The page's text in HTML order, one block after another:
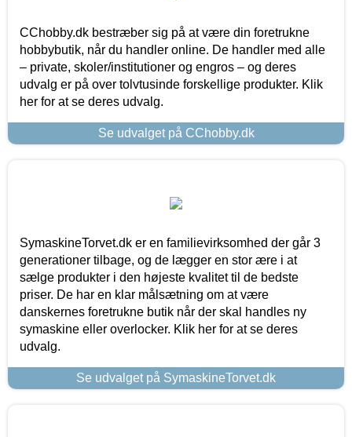
CChobby.dk bestræber sig på at være din foretrukne
hobbybutik, når du handler online. De handler med alle
– private, skoler/institutioner og engros – og deres
udvalg er på over tolvtusinde forskellige produkter. Klik
her for at se deres udvalg.
Se udvalget på CChobby.dk
SymaskineTorvet.dk er en familievirksomhed der går 3
generationer tilbage, og de lægger en stor ære i at
sælge produkter i den højeste kvalitet til de bedste
priser. De har en klar målsætning om at være
danskernes foretrukne butik når der skal handles ny
symaskine eller overlocker. Klik her for at se deres
udvalg.
Se udvalget på SymaskineTorvet.dk